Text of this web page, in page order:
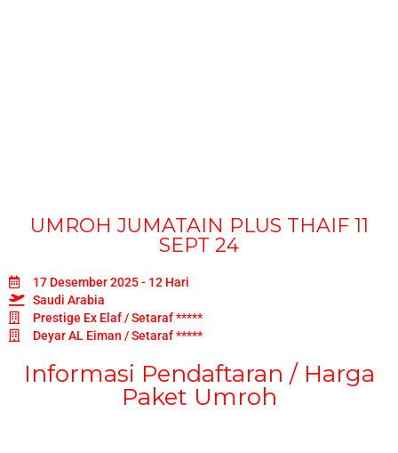
UMROH JUMATAIN PLUS THAIF 11
SEPT 24
17 Desember 2025 - 12 Hari
Saudi Arabia
Prestige Ex Elaf / Setaraf *****
Deyar AL Eiman / Setaraf *****
Informasi Pendaftaran / Harga
Paket Umroh